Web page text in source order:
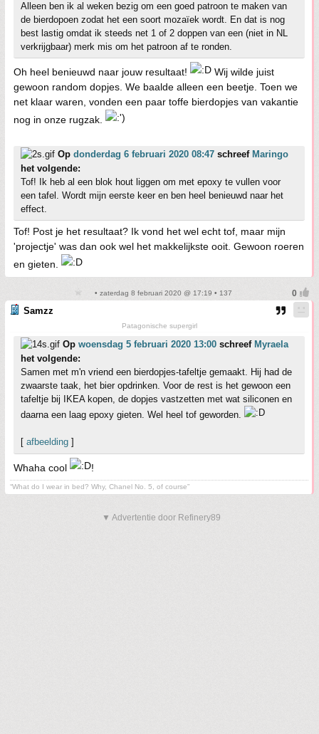
Alleen ben ik al weken bezig om een goed patroon te maken van
de bierdopoen zodat het een soort mozaïek wordt. En dat is nog
best lastig omdat ik steeds net 1 of 2 doppen van een (niet in NL
verkrijgbaar) merk mis om het patroon af te ronden.
Oh heel benieuwd naar jouw resultaat!
Wij wilde juist
gewoon random dopjes. We baalde alleen een beetje. Toen we
net klaar waren, vonden een paar toffe bierdopjes van vakantie
nog in onze rugzak.
Op donderdag 6 februari 2020 08:47 schreef Maringo
het volgende:
Tof! Ik heb al een blok hout liggen om met epoxy te vullen voor
een tafel. Wordt mijn eerste keer en ben heel benieuwd naar het
effect.
Tof! Post je het resultaat? Ik vond het wel echt tof, maar mijn
'projectje' was dan ook wel het makkelijkste ooit. Gewoon roeren
en gieten.
• zaterdag 8 februari 2020 @ 17:19 • 137
Samzz
Patagonische supergirl
Op woensdag 5 februari 2020 13:00 schreef Myraela
het volgende:
Samen met m'n vriend een bierdopjes-tafeltje gemaakt. Hij had de
zwaarste taak, het bier opdrinken. Voor de rest is het gewoon een
tafeltje bij IKEA kopen, de dopjes vastzetten met wat siliconen en
daarna een laag epoxy gieten. Wel heel tof geworden.
[ afbeelding ]
Whaha cool !
“What do I wear in bed? Why, Chanel No. 5, of course”
▼ Advertentie door Refinery89